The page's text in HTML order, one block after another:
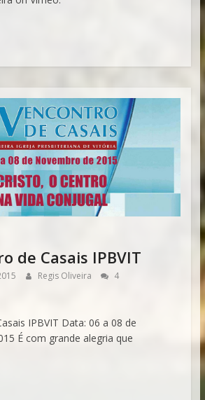
de Casais IPBVIT
Regis Oliveira
4
IPBVIT Data: 06 a 08 de
É com grande alegria que